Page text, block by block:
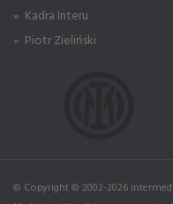
» Kadra Interu
» Piotr Zieliński
© Copyright © 2002-2026